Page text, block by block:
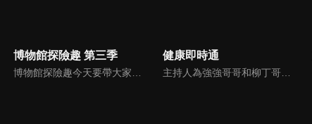
博物館探險趣 第三季
博物館探險趣今天要帶大家前往布袋戲的世界。西瓜哥哥與草莓姊姊演出武松打虎戲碼，西瓜松不忍棒打裝可愛的草莓老虎，正當兩人擔心短劇不知如何收尾，威璁老師出現了，帶他們到有戲看有戲演的地方參觀。
健康即時通
主持人為強強哥哥和柳丁哥哥。介紹許多健康資訊，為大家開闢一個的健康新天地。